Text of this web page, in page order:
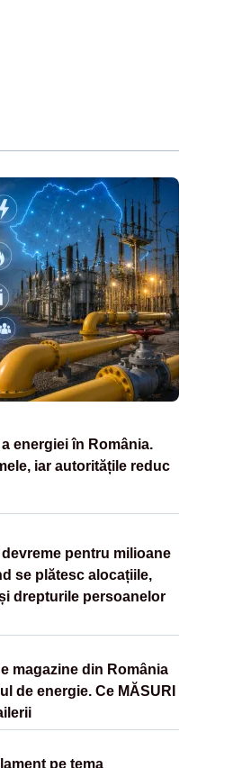
energiei în România.
iar autoritățile reduc
pentru milioane
se plătesc alocațiile,
drepturile persoanelor
magazine din România
de energie. Ce MĂSURI
pe tema